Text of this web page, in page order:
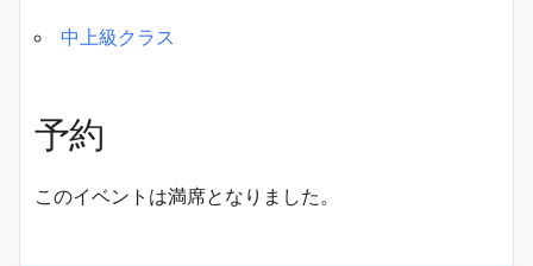
中上級クラス
予約
このイベントは満席となりました。